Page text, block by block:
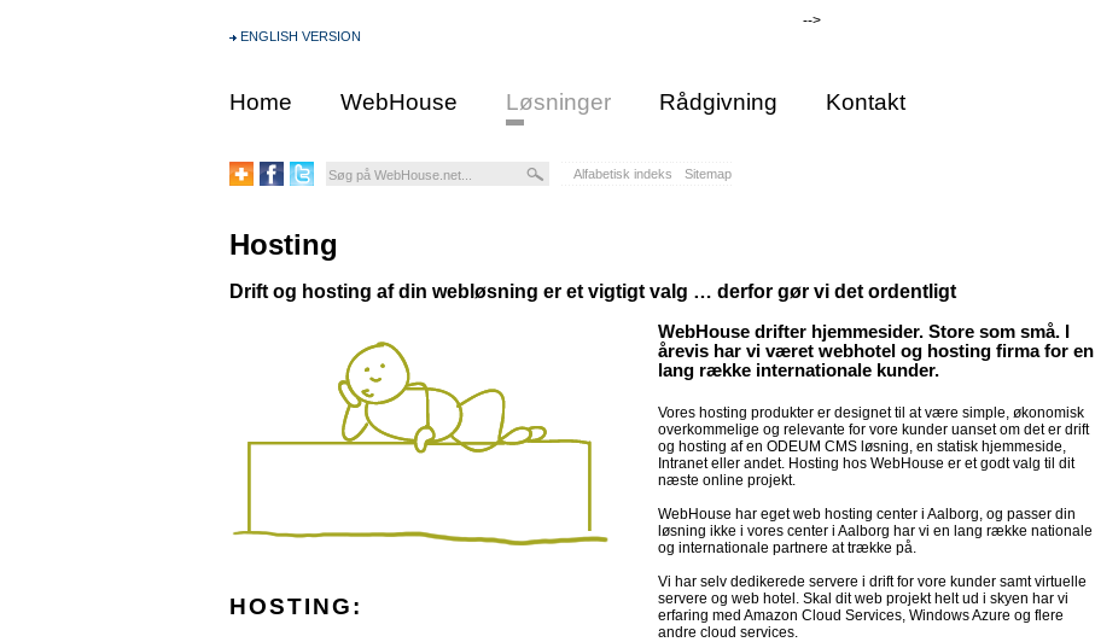
-->
ENGLISH VERSION
Home WebHouse Løsninger Rådgivning Kontakt
Alfabetisk indeks Sitemap
Hosting
Drift og hosting af din webløsning er et vigtigt valg … derfor gør vi det ordentligt
HOSTING:
WebHouse drifter hjemmesider. Store som små. I
årevis har vi været webhotel og hosting firma for en
lang række internationale kunder.
Vores hosting produkter er designet til at være simple, økonomisk
overkommelige og relevante for vore kunder uanset om det er drift
og hosting af en ODEUM CMS løsning, en statisk hjemmeside,
Intranet eller andet. Hosting hos WebHouse er et godt valg til dit
næste online projekt.
WebHouse har eget web hosting center i Aalborg, og passer din
løsning ikke i vores center i Aalborg har vi en lang række nationale
og internationale partnere at trække på.
Vi har selv dedikerede servere i drift for vore kunder samt virtuelle
servere og web hotel. Skal dit web projekt helt ud i skyen har vi
erfaring med Amazon Cloud Services, Windows Azure og flere
andre cloud services.